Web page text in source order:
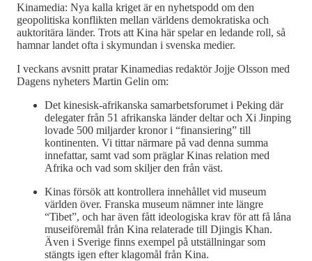
Kinamedia: Nya kalla kriget är en nyhetspodd om den
geopolitiska konflikten mellan världens demokratiska och
auktoritära länder. Trots att Kina här spelar en ledande roll, så
hamnar landet ofta i skymundan i svenska medier.
I veckans avsnitt pratar Kinamedias redaktör Jojje Olsson med
Dagens nyheters Martin Gelin om:
Det kinesisk-afrikanska samarbetsforumet i Peking där
delegater från 51 afrikanska länder deltar och Xi Jinping
lovade 500 miljarder kronor i “finansiering” till
kontinenten. Vi tittar närmare på vad denna summa
innefattar, samt vad som präglar Kinas relation med
Afrika och vad som skiljer den från väst.
Kinas försök att kontrollera innehållet vid museum
världen över. Franska museum nämner inte längre
“Tibet”, och har även fått ideologiska krav för att få låna
museiföremål från Kina relaterade till Djingis Khan.
Även i Sverige finns exempel på utställningar som
stängts igen efter klagomål från Kina.